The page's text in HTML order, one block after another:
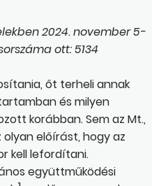
2024. november 5-
ott: 5134
őt terheli annak
és milyen
korábban. Sem az Mt.,
előírást, hogy az
kell lefordítani.
együttműködési